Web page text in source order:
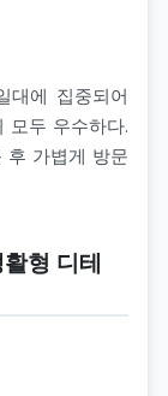
대에 집중되어
모두 우수하다.
후 가볍게 방문
형 디테